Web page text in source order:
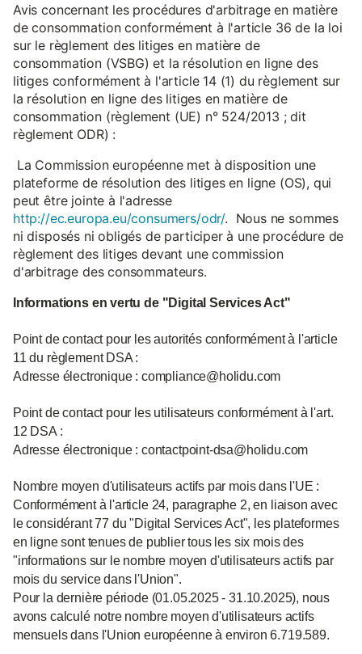
Avis concernant les procédures d'arbitrage en matière
de consommation conformément à l'article 36 de la loi
sur le règlement des litiges en matière de
consommation (VSBG) et la résolution en ligne des
litiges conformément à l'article 14 (1) du règlement sur
la résolution en ligne des litiges en matière de
consommation (règlement (UE) n° 524/2013 ; dit
règlement ODR) :
La Commission européenne met à disposition une
plateforme de résolution des litiges en ligne (OS), qui
peut être jointe à l'adresse
http://ec.europa.eu/consumers/odr/. Nous ne sommes
ni disposés ni obligés de participer à une procédure de
règlement des litiges devant une commission
d'arbitrage des consommateurs.
Informations en vertu de "Digital Services Act"
Point de contact pour les autorités conformément à l'article
11 du règlement DSA :
Adresse électronique : compliance@holidu.com
Point de contact pour les utilisateurs conformément à l'art.
12 DSA :
Adresse électronique : contactpoint-dsa@holidu.com
Nombre moyen d'utilisateurs actifs par mois dans l'UE :
Conformément à l'article 24, paragraphe 2, en liaison avec
le considérant 77 du "Digital Services Act", les plateformes
en ligne sont tenues de publier tous les six mois des
"informations sur le nombre moyen d'utilisateurs actifs par
mois du service dans l'Union".
Pour la dernière période (01.05.2025 - 31.10.2025), nous
avons calculé notre nombre moyen d'utilisateurs actifs
mensuels dans l'Union européenne à environ 6.719.589.